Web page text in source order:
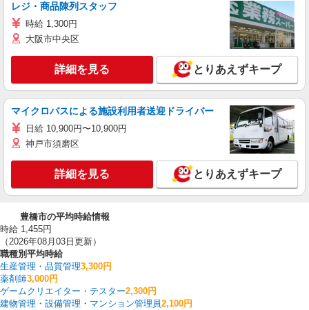
レジ・商品陳列スタッフ
時給 1,300円
大阪市中央区
詳細を見る とりあえずキープ
マイクロバスによる施設利用者送迎ドライバー
日給 10,900円〜10,900円
神戸市須磨区
詳細を見る とりあえずキープ
豊橋市の平均時給情報
時給 1,455円
（2026年08月03日更新）
職種別平均時給
生産管理・品質管理3,300円
薬剤師3,000円
ゲームクリエイター・テスター2,300円
建物管理・設備管理・マンション管理員2,100円